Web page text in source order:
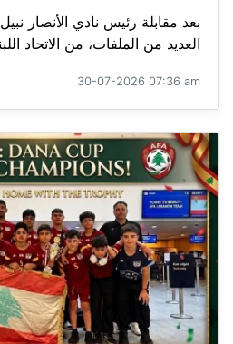
بعد مقابلة رئيس نادي الأنصار
العديد من الملفات، من الاتحاد
30-07-2026 07:36 am